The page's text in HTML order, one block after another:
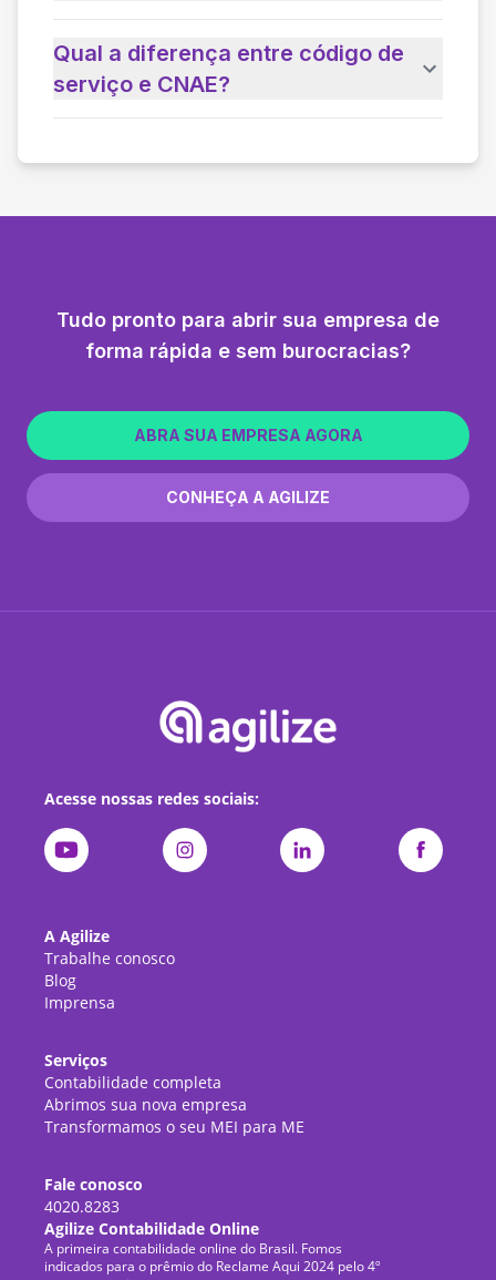
Qual a diferença entre código de
serviço e CNAE?
Tudo pronto para abrir sua empresa de
forma rápida e sem burocracias?
ABRA SUA EMPRESA AGORA
CONHEÇA A AGILIZE
Acesse nossas redes sociais:
A Agilize
Trabalhe conosco
Blog
Imprensa
Serviços
Contabilidade completa
Abrimos sua nova empresa
Transformamos o seu MEI para ME
Fale conosco
4020.8283
Agilize Contabilidade Online
A primeira contabilidade online do Brasil. Fomos
indicados para o prêmio do Reclame Aqui 2024 pelo 4º